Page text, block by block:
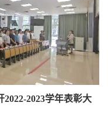
2023学年表彰大